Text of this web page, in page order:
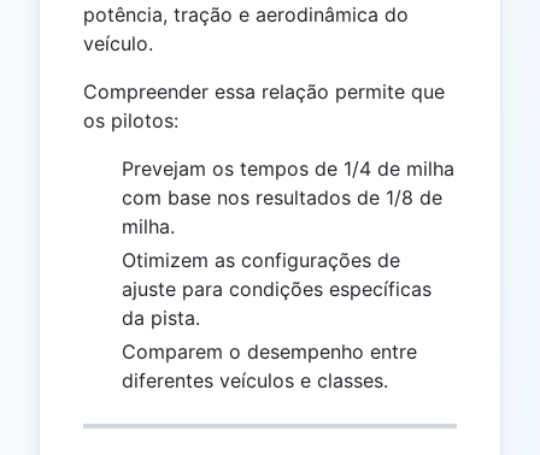
potência, tração e aerodinâmica do
veículo.
Compreender essa relação permite que
os pilotos:
Prevejam os tempos de 1/4 de milha
com base nos resultados de 1/8 de
milha.
Otimizem as configurações de
ajuste para condições específicas
da pista.
Comparem o desempenho entre
diferentes veículos e classes.